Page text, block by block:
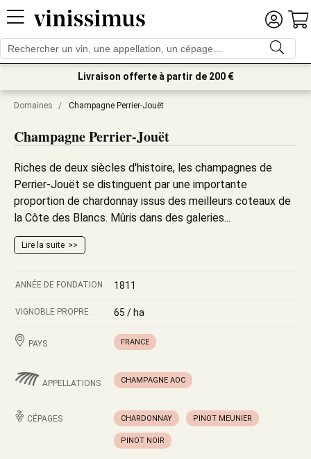
Livraison offerte à partir de 200 €
Domaines / Champagne Perrier-Jouët
Champagne Perrier-Jouët
Riches de deux siècles d'histoire, les champagnes de
Perrier-Jouët se distinguent par une importante
proportion de chardonnay issus des meilleurs coteaux de
la Côte des Blancs. Mûris dans des galeries...
Lire la suite
ANNÉE DE FONDATION 1811
VIGNOBLE PROPRE : 65 / ha
PAYS FRANCE
APPELLATIONS CHAMPAGNE AOC
CÉPAGES CHARDONNAY PINOT MEUNIER
PINOT NOIR